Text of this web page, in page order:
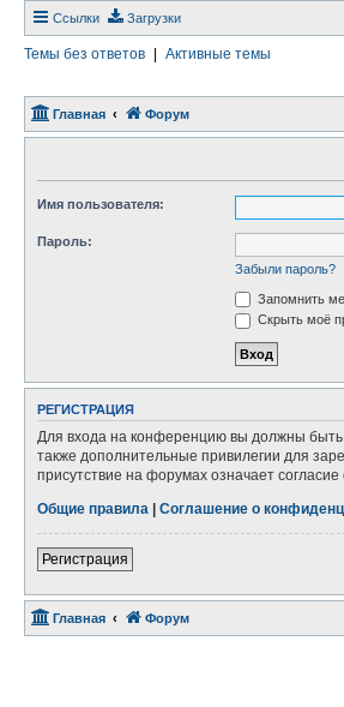
Ссылки Загрузки
Темы без ответов Активные темы
Главная Форум
Имя пользователя:
Пароль:
Забыли пароль?
Запомнить
Скрыть моё
РЕГИСТРАЦИЯ
Для входа на конференцию вы должны быть
также дополнительные привилегии для
присутствие на форумах означает
Общие правила
Соглашение о
Регистрация
Главная Форум